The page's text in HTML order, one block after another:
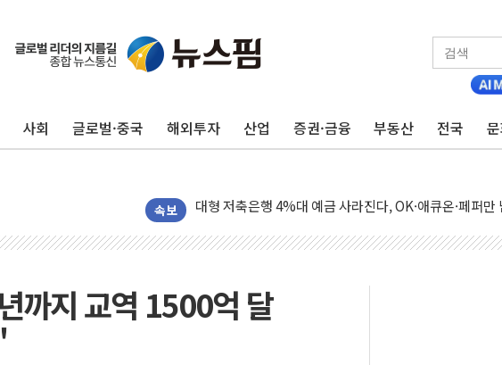
사회 글로벌·중국 해외투자 산업 증권·금융 부동산 전국
속보
野 의원 42명, '사관학교 통합' 규탄 결의안 발의…이준석
IPARK현대산업개발, 노원구 어르신에 삼계탕 배식 봉사
현대해상, 유튜브 양육 콘텐츠 '소셜아이어워드' 대상 수
[컨콜] 롯데케미칼, "LPG 투입 비중 37%…하반기 확대
서울 노원 40.2도…8년 만에 서울서 40도 넘어
한전, 한전기술지주 출범…에너지 유니콘기업 본격 육성
[중국증시 마감] CPO∙PCB∙CRO가 이끈 '기술주 상승장'
[ETF 시황] 2차전지 ETF 급등, SK하이닉스 레버리지는
까지 교역 1500억 달